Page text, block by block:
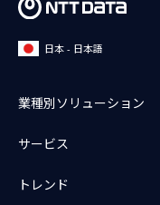
日本 - 日本語
業種別ソリューション
サービス
トレンド